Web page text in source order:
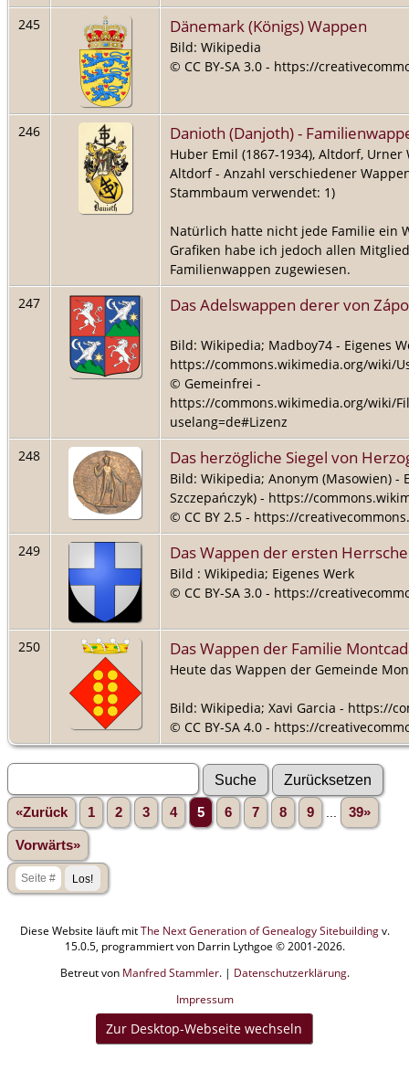
245
Dänemark (Königs) Wappen
Bild: Wikipedia
© CC BY-SA 3.0 - https://
246 Danioth (Danjoth) -
Huber Emil (1867-1934), Altdorf,
Altdorf - Anzahl verschiedener
Stammbaum verwendet: 1)
Natürlich hatte nicht jede Familie ein
Grafiken habe ich jedoch allen
Familienwappen zugewiesen.
247
Das Adelswappen derer von
Bild: Wikipedia; Madboy74 - Eigenes
https://commons.wikimedia.org/wiki/
© Gemeinfrei -
https://commons.wikimedia.org/wiki/
uselang=de#Lizenz
248
Das herzögliche Siegel von
Bild: Wikipedia; Anonym (Masowien) -
Szczepańczyk) - https://
© CC BY 2.5 - https://
249
Das Wappen der ersten
Bild : Wikipedia; Eigenes Werk
© CC BY-SA 3.0 - https://
250 Das Wappen der Familie
Heute das Wappen der Gemeinde
Bild: Wikipedia; Xavi Garcia - https://
© CC BY-SA 4.0 - https://
«Zurück 1 2 3 4 5 6 7 8 9 39»
Vorwärts»
Diese Website läuft mitThe Next Generation of Genealogy Sitebuildingv.
15.0.5, programmiert von Darrin Lythgoe © 2001-2026.
Betreut von Manfred Stammler. | Datenschutzerklärung.
Impressum
Zur Desktop-Webseite wechseln